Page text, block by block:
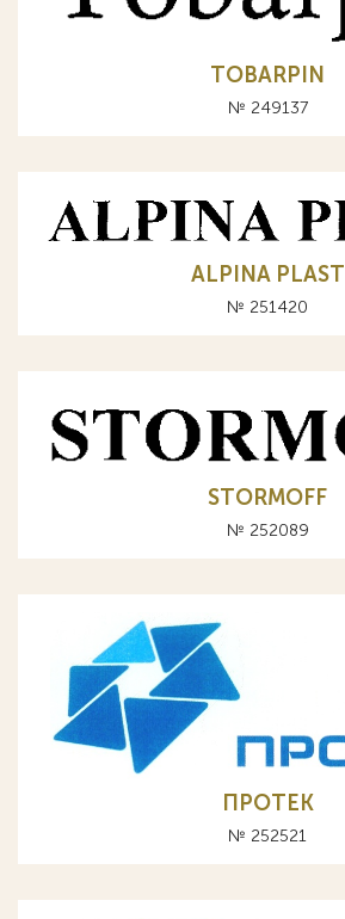
TOBARPIN
№ 249137
ALPINA PLAST
№ 251420
STORMOFF
№ 252089
ПРОТЕК
№ 252521